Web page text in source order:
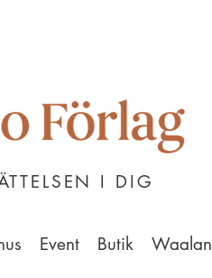
I DIG
Event Butik Waalan